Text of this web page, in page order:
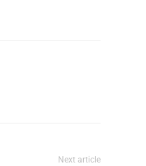
Next article